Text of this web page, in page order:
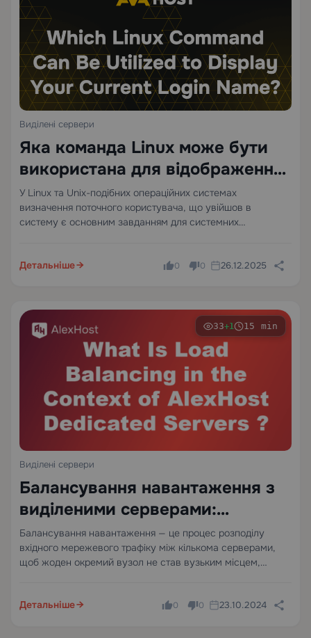
Виділені сервери
Яка команда Linux може бути
використана для відображення
вашого поточного імені входу?
У Linux та Unix-подібних операційних системах
визначення поточного користувача, що увійшов в
систему є основним завданням для системних
перевіряєте сесії, усуваєте проблеми з правами доступу
Детальніше 0 0 26.12.2025
33+1 15 min
Виділені сервери
Балансування навантаження з
виділеними серверами:
архітектура, алгоритми та
реальне впровадження
Балансування навантаження — це процес розподілу
вхідного мережевого трафіку між кількома серверами,
щоб жоден окремий вузол не став вузьким місцем,
серверів балансувальник навантаження розміщується
Детальніше 0 0 23.10.2024